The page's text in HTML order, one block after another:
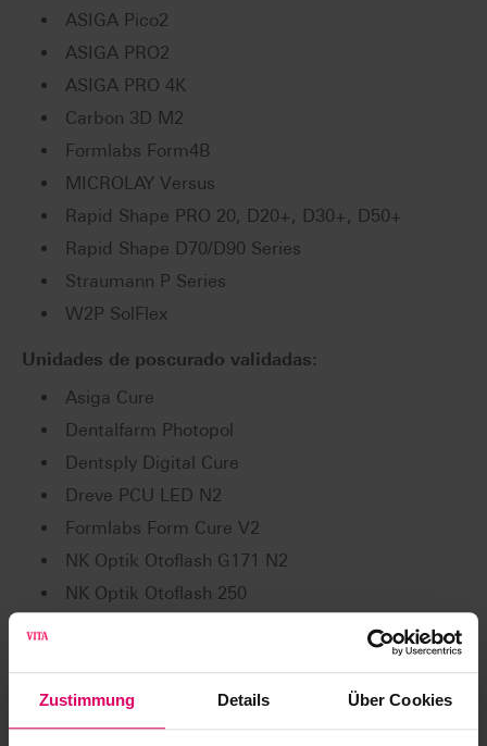
Zustimmung Details Über Cookies
ASIGA Pico2
ASIGA PRO2
ASIGA PRO 4K
Carbon 3D M2
Formlabs Form4B
MICROLAY Versus
Rapid Shape PRO 20, D20+, D30+, D50+
Rapid Shape D70/D90 Series
Straumann P Series
W2P SolFlex
Unidades de poscurado validadas:
Asiga Cure
Dentalfarm Photopol
Dentsply Digital Cure
Dreve PCU LED N2
Formlabs Form Cure V2
NK Optik Otoflash G171 N2
NK Optik Otoflash 250
Straumann P Cure